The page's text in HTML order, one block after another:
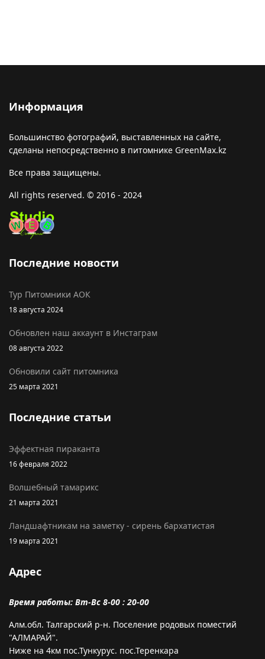
Информация
Большинство фотографий, выставленных на сайте,
сделаны непосредственно в питомнике GreenMax.kz
Все права защищены.
All rights reserved. © 2016 - 2024
Последние новости
Тур Питомники АОК
18 августа 2024
Обновлен наш аккаунт в Инстаграм
08 августа 2022
Обновили сайт питомника
25 марта 2021
Последние статьи
Эффектная пираканта
16 февраля 2022
Волшебный тамарикс
21 марта 2021
Ландшафтникам на заметку - сирень бархатистая
19 марта 2021
Адрес
Время работы: Вт-Вс 8-00 : 20-00
Алм.обл. Талгарский р-н. Поселение родовых поместий
"АЛМАРАЙ".
Ниже на 4км пос.Тункурус. пос.Теренкара